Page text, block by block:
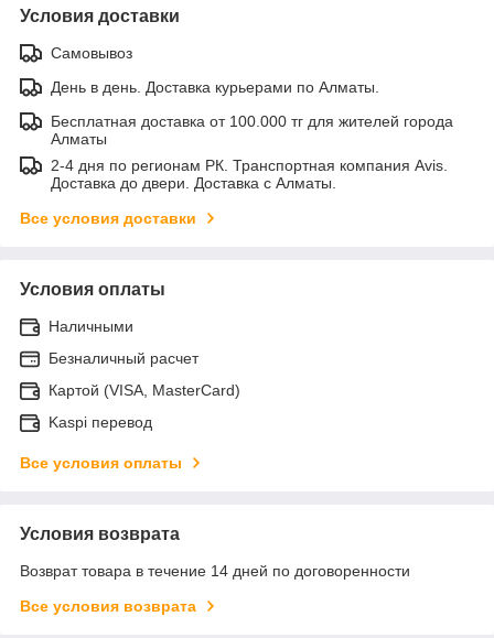
Условия доставки
Самовывоз
День в день. Доставка курьерами по Алматы.
Бесплатная доставка от 100.000 тг для жителей города
Алматы
2-4 дня по регионам РК. Транспортная компания Avis.
Доставка до двери. Доставка с Алматы.
Все условия доставки
Условия оплаты
Наличными
Безналичный расчет
Картой (VISA, MasterCard)
Kaspi перевод
Все условия оплаты
Условия возврата
Возврат товара в течение 14 дней по договоренности
Все условия возврата